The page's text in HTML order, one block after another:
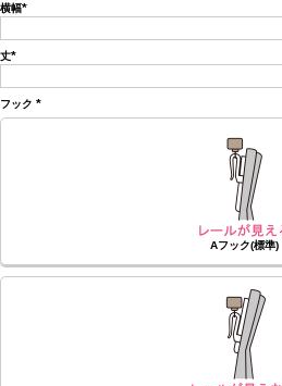
横幅
須)
丈
須)
フック
(必
Aフック(標準)